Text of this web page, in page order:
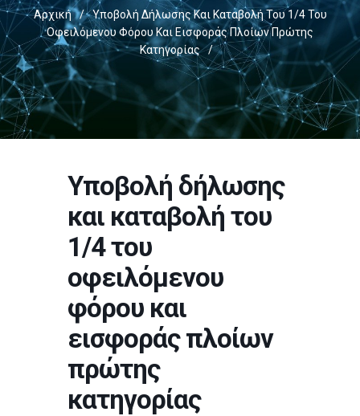
Αρχική /
Υποβολή Δήλωσης Και Καταβολή Του 1/4 Του
Οφειλόμενου Φόρου Και Εισφοράς Πλοίων Πρώτης
Κατηγορίας
/
Υποβολή δήλωσης
και καταβολή του
1/4 του
οφειλόμενου
φόρου και
εισφοράς πλοίων
πρώτης
κατηγορίας